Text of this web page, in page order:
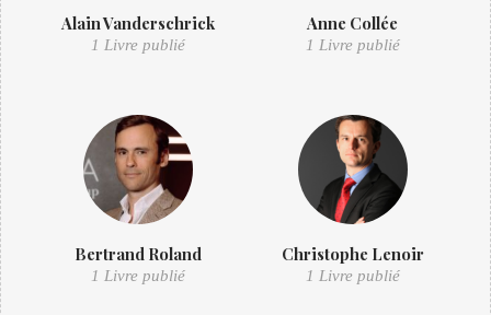
Alain Vanderschrick
1 Livre publié
Anne Collée
1 Livre publié
Bertrand Roland
1 Livre publié
Christophe Lenoir
1 Livre publié